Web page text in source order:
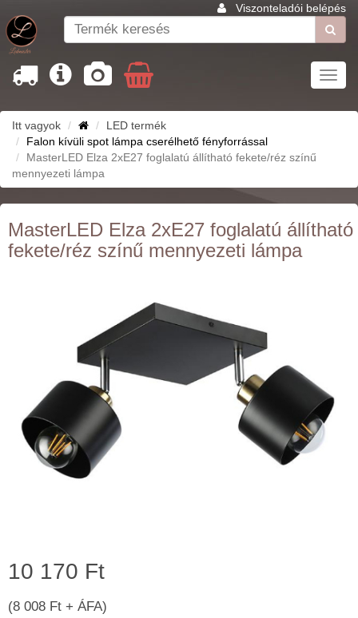
Viszonteladói belépés
Itt vagyok
LED termék
Falon kívüli spot lámpa cserélhető fényforrással
MasterLED Elza 2xE27 foglalatú állítható fekete/réz színű
mennyezeti lámpa
MasterLED Elza 2xE27 foglalatú állítható
fekete/réz színű mennyezeti lámpa
10 170 Ft
(8 008 Ft + ÁFA)